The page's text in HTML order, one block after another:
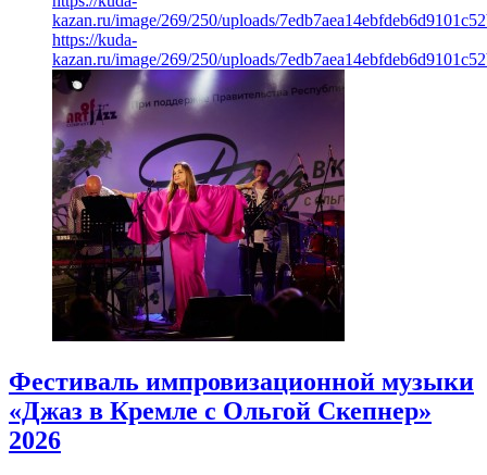
kazan.ru/image/269/250/uploads/
https://kuda-
kazan.ru/image/269/250/uploads/
Фестиваль импровизационной музыки
«Джаз в Кремле с Ольгой Скепнер»
2026